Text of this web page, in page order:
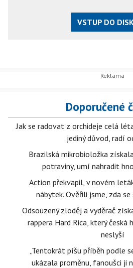
VSTUP DO
Doporučené
Jak se radovat z orchideje celá
jediný důvod, radí
Brazilská mikrobioložka
potraviny, umí nahradit
Action překvapil, v novém
nábytek. Ověřili jsme, zda
Odsouzený zloděj a vyděrač
rappera Hard Rica, který česká
neslyší
„Tentokrát píšu příběh podle
ukázala proměnu, fanoušci ji